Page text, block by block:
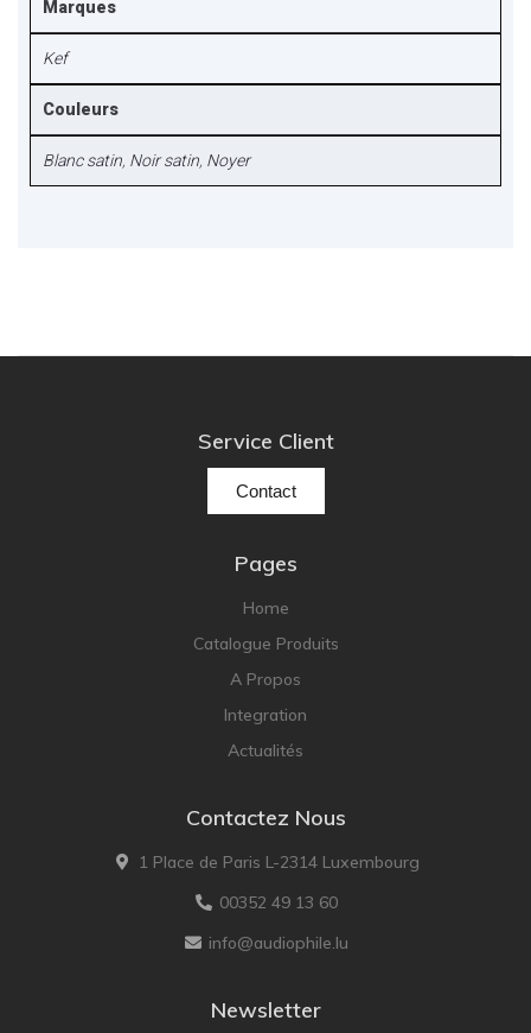
Marques
Kef
Couleurs
Blanc satin, Noir satin, Noyer
Service Client
Contact
Pages
Home
Catalogue Produits
A Propos
Integration
Actualités
Contactez Nous
1 Place de Paris L-2314 Luxembourg
00352 49 13 60
info@audiophile.lu
Newsletter